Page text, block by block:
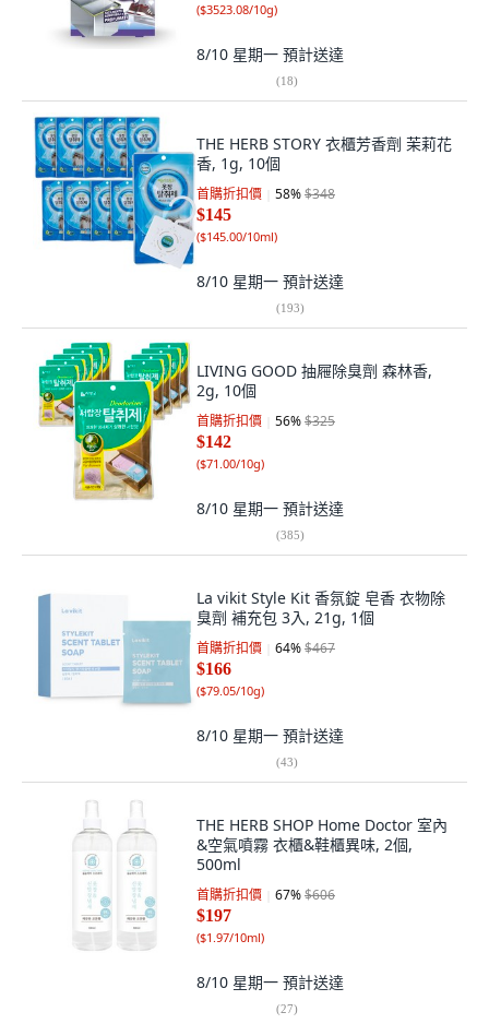
($3523.08/10g)
8/10 星期一 預計送達
(18)
THE HERB STORY 衣櫃芳香劑 茉莉花
香, 1g, 10個
首購折扣價 58%$348
$145
($145.00/10ml)
8/10 星期一 預計送達
(193)
LIVING GOOD 抽屜除臭劑 森林香,
2g, 10個
首購折扣價 56%$325
$142
($71.00/10g)
8/10 星期一 預計送達
(385)
La vikit Style Kit 香氛錠 皂香 衣物除
臭劑 補充包 3入, 21g, 1個
首購折扣價 64%$467
$166
($79.05/10g)
8/10 星期一 預計送達
(43)
THE HERB SHOP Home Doctor 室內
&空氣噴霧 衣櫃&鞋櫃異味, 2個,
500ml
首購折扣價 67%$606
$197
($1.97/10ml)
8/10 星期一 預計送達
(27)